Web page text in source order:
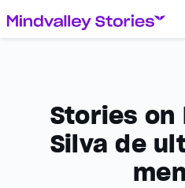
Stories on
Silva de